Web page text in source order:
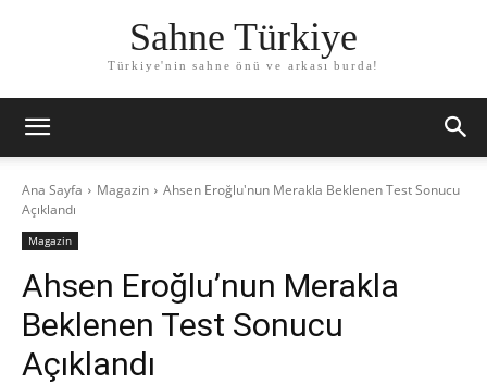
Sahne Türkiye
Türkiye'nin sahne önü ve arkası burda!
Ana Sayfa Magazin
Ahsen Eroğlu'nun Merakla Beklenen Test Sonucu
Açıklandı
Magazin
Ahsen Eroğlu’nun Merakla
Beklenen Test Sonucu
Açıklandı